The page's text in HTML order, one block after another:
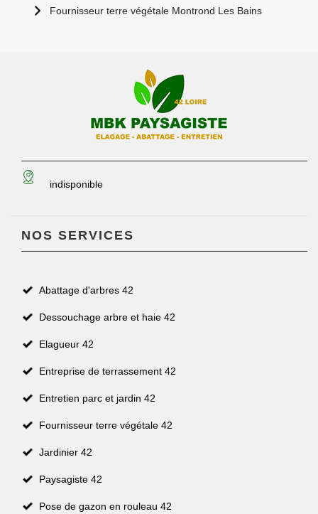
Fournisseur terre végétale Montrond Les Bains
indisponible
NOS SERVICES
Abattage d'arbres 42
Dessouchage arbre et haie 42
Elagueur 42
Entreprise de terrassement 42
Entretien parc et jardin 42
Fournisseur terre végétale 42
Jardinier 42
Paysagiste 42
Pose de gazon en rouleau 42